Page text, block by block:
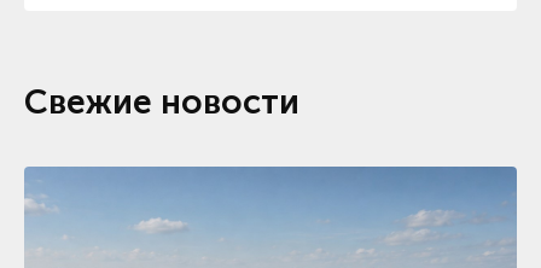
Свежие новости